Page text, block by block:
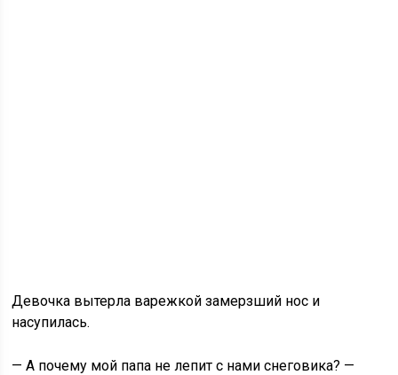
Девочка вытерла варежкой замерзший нос и
насупилась.
— А почему мой папа не лепит с нами снеговика? —